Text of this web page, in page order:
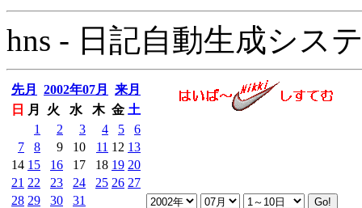
hns - 日記自動生成シス
先月 2002年07月
来月
日
月 火 水 木 金 土
1
2 3 4 5
6
7
8 9 10 11 12 13
14 15 16 17 18 19 20
21 22 23 24 25 26 27
28 29 30 31